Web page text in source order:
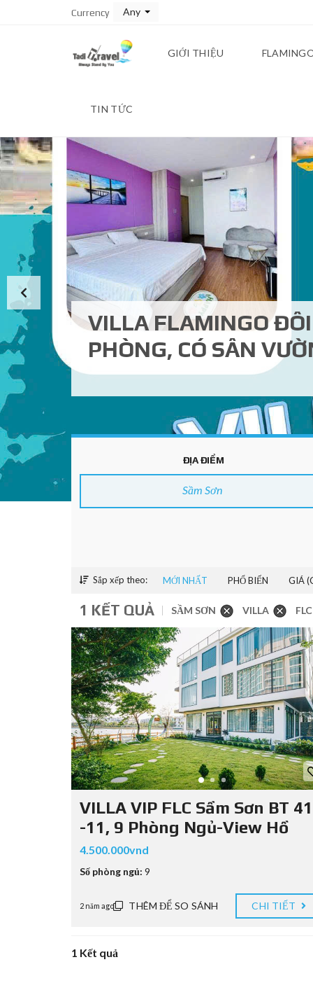
Currency Any
GIỚI THIỆU
TIN TỨC
VILLA FLAMINGO
PHÒNG, CÓ SÂN
ĐỊA ĐIỂM
Sầm Sơn
Sắp xếp theo: MỚI NHẤT PHỔ BIẾN GIÁ
1 KẾT QUẢ SẦM SƠN VILLA FLC
VILLA VIP FLC Sầm Sơn BT 41
-11, 9 Phòng Ngủ-View Hồ
4.500.000vnd
Số phòng ngủ: 9
2 năm ago THÊM ĐỂ SO SÁNH CHI TIẾT
1 Kết quả